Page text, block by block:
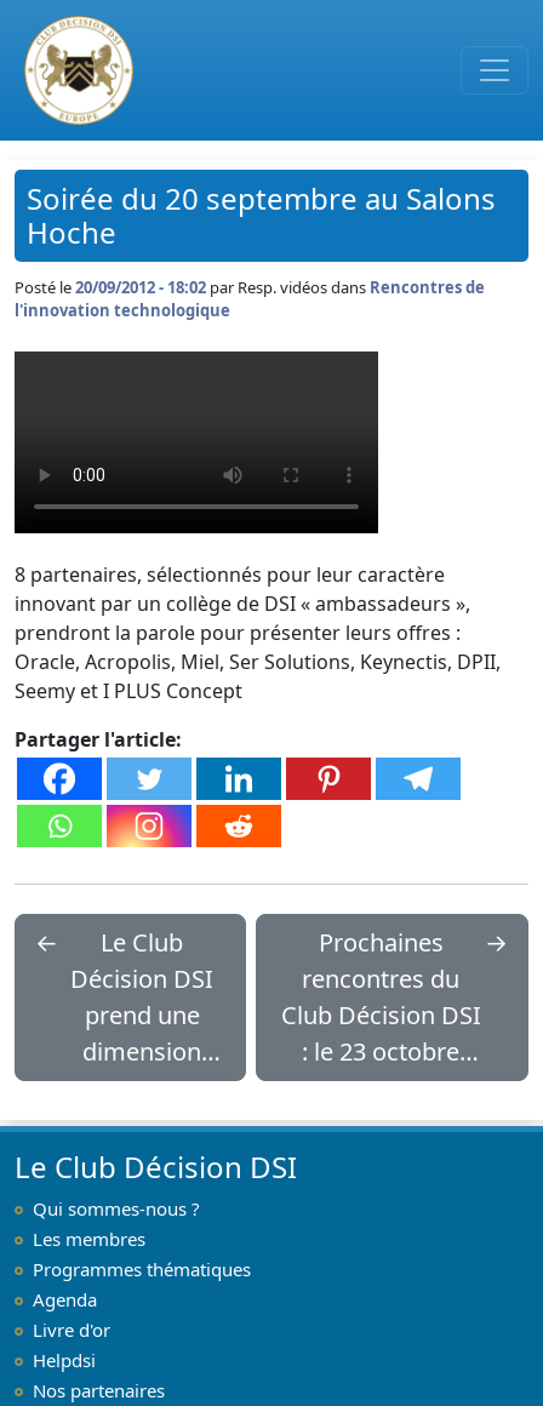
Passer au contenu principal
Soirée du 20 septembre au Salons
Hoche
Posté le20/09/2012 - 18:02 par Resp. vidéos dans Rencontres de
l'innovation technologique
8 partenaires, sélectionnés pour leur caractère
innovant par un collège de DSI « ambassadeurs »,
prendront la parole pour présenter leurs offres :
Oracle, Acropolis, Miel, Ser Solutions, Keynectis, DPII,
Seemy et I PLUS Concept
Partager l'article:
←
Le Club
Décision DSI
prend une
dimension
nationale
Prochaines
rencontres du
Club Décision DSI
: le 23 octobre
2012
→
Le Club Décision DSI
Qui sommes-nous ?
Les membres
Programmes thématiques
Agenda
Livre d'or
Helpdsi
Nos partenaires